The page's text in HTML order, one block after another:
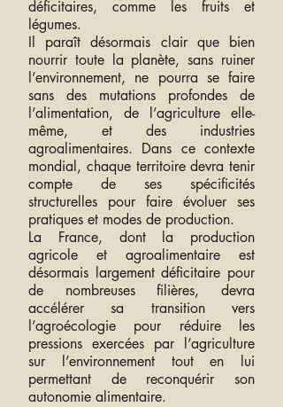
déficitaires, comme les fruits et
légumes.
Il paraît désormais clair que bien
nourrir toute la planète, sans ruiner
l’environnement, ne pourra se faire
sans des mutations profondes de
l’alimentation, de l’agriculture elle-
même, et des industries
agroalimentaires. Dans ce contexte
mondial, chaque territoire devra tenir
compte de ses spécificités
structurelles pour faire évoluer ses
pratiques et modes de production.
La France, dont la production
agricole et agroalimentaire est
désormais largement déficitaire pour
de nombreuses filières, devra
accélérer sa transition vers
l’agroécologie pour réduire les
pressions exercées par l’agriculture
sur l’environnement tout en lui
permettant de reconquérir son
autonomie alimentaire.